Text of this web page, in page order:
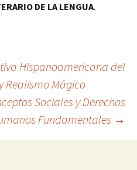
DE LA LENGUA.
Hispanoamericana del
Realismo Mágico
Sociales y Derechos
Fundamentales →